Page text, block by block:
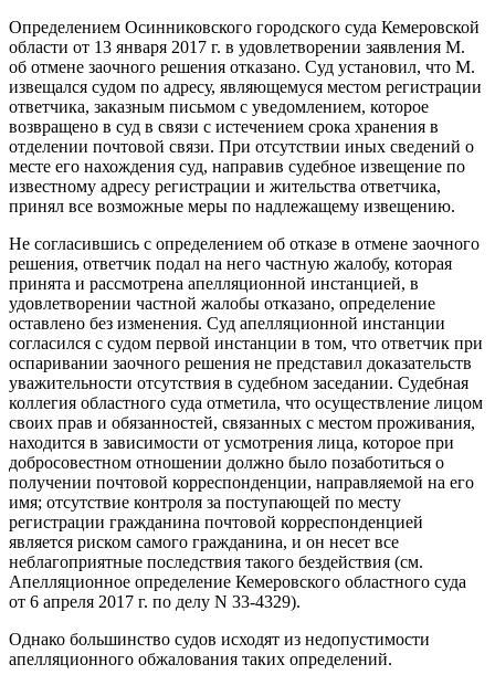
Определением Осинниковского городского суда Кемеровской
области от 13 января 2017 г. в удовлетворении заявления М.
об отмене заочного решения отказано. Суд установил, что М.
извещался судом по адресу, являющемуся местом регистрации
ответчика, заказным письмом с уведомлением, которое
возвращено в суд в связи с истечением срока хранения в
отделении почтовой связи. При отсутствии иных сведений о
месте его нахождения суд, направив судебное извещение по
известному адресу регистрации и жительства ответчика,
принял все возможные меры по надлежащему извещению.
Не согласившись с определением об отказе в отмене заочного
решения, ответчик подал на него частную жалобу, которая
принята и рассмотрена апелляционной инстанцией, в
удовлетворении частной жалобы отказано, определение
оставлено без изменения. Суд апелляционной инстанции
согласился с судом первой инстанции в том, что ответчик при
оспаривании заочного решения не представил доказательств
уважительности отсутствия в судебном заседании. Судебная
коллегия областного суда отметила, что осуществление лицом
своих прав и обязанностей, связанных с местом проживания,
находится в зависимости от усмотрения лица, которое при
добросовестном отношении должно было позаботиться о
получении почтовой корреспонденции, направляемой на его
имя; отсутствие контроля за поступающей по месту
регистрации гражданина почтовой корреспонденцией
является риском самого гражданина, и он несет все
неблагоприятные последствия такого бездействия (см.
Апелляционное определение Кемеровского областного суда
от 6 апреля 2017 г. по делу N 33-4329).
Однако большинство судов исходят из недопустимости
апелляционного обжалования таких определений.